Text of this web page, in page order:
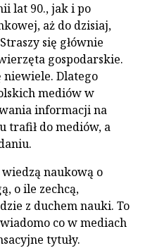
lat 90., jak i po
aż do dzisiaj,
się głównie
gospodarskie.
niewiele. Dlatego
mediów w
informacji na
trafił do mediów, a
naukową o
o ile zechcą,
z duchem nauki. To
co w mediach
tytuły.